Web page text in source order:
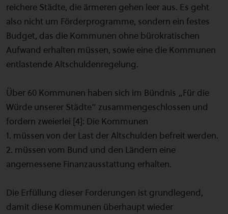
reichere Städte, die ärmeren gehen leer aus. Es geht
also nicht um Förderprogramme, sondern ein festes
Budget, das die Kommunen ohne bürokratischen
Aufwand erhalten müssen, sowie eine die Kommunen
entlastende Altschuldenregelung.
Über 60 Kommunen haben sich im Bündnis „Für die
Würde unserer Städte“ zusammengeschlossen und
fordern zweierlei [4]: Die Kommunen
1. müssen von der Last der Altschulden befreit werden.
2. müssen vom Bund und den Ländern eine
angemessene Finanzausstattung erhalten.
Die Erfüllung dieser Forderungen ist grundlegend,
damit diese Kommunen überhaupt wieder